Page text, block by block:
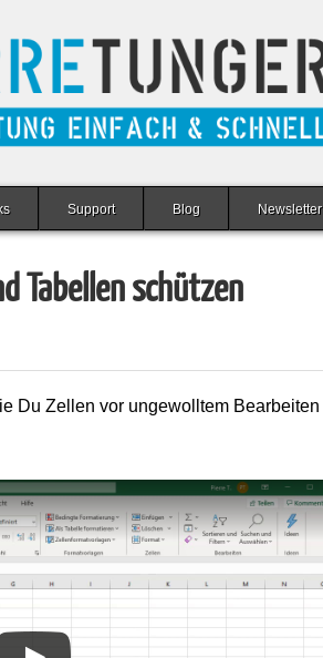
Support Blog Newsletter
Tabellen schützen
Du Zellen vor ungewolltem Bearbeiten